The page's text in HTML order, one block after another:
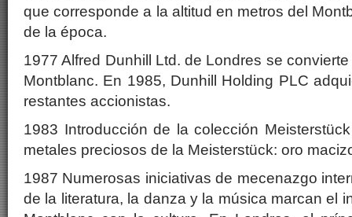
que corresponde a la altitud en metros del
de la época.
1977 Alfred Dunhill Ltd. de Londres se
Montblanc. En 1985, Dunhill Holding PLC
restantes accionistas.
1983 Introducción de la colección
metales preciosos de la Meisterstück: oro
1987 Numerosas iniciativas de mecenazgo
de la literatura, la danza y la música marcan el